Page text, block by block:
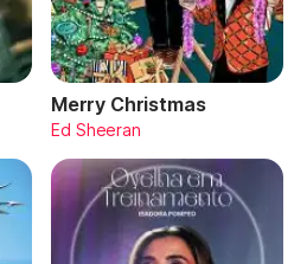
Merry Christmas
Ed Sheeran